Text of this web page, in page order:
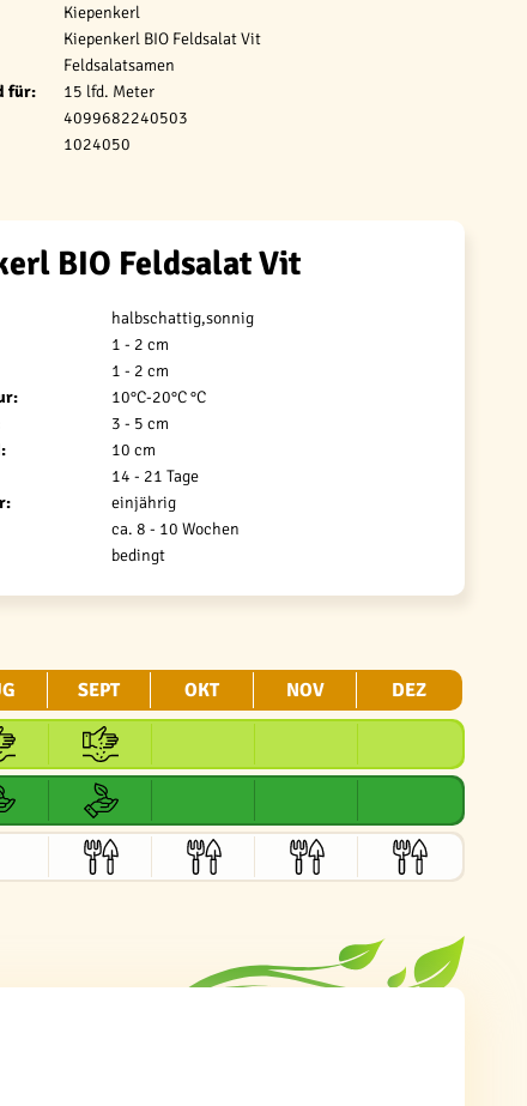
Kiepenkerl
Kiepenkerl BIO Feldsalat Vit
Feldsalatsamen
für:
15 lfd. Meter
4099682240503
1024050
BIO Feldsalat Vit
halbschattig,sonnig
1 - 2 cm
1 - 2 cm
10°C-20°C °C
3 - 5 cm
10 cm
14 - 21 Tage
einjährig
ca. 8 - 10 Wochen
bedingt
SEPT OKT NOV DEZ